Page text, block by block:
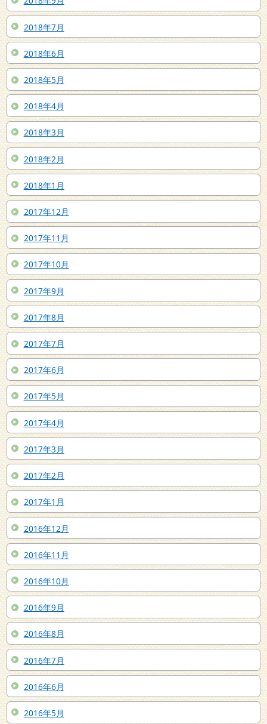
2018年7月
2018年6月
2018年5月
2018年4月
2018年3月
2018年2月
2018年1月
2017年12月
2017年11月
2017年10月
2017年9月
2017年8月
2017年7月
2017年6月
2017年5月
2017年4月
2017年3月
2017年2月
2017年1月
2016年12月
2016年11月
2016年10月
2016年9月
2016年8月
2016年7月
2016年6月
2016年5月